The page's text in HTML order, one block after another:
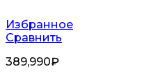
Избранное
Сравнить
389,990₽